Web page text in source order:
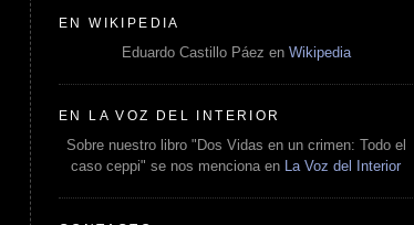
EN WIKIPEDIA
Eduardo Castillo Páez en Wikipedia
EN LA VOZ DEL INTERIOR
Sobre nuestro libro "Dos Vidas en un crimen: Todo el
caso ceppi" se nos menciona en
La Voz del Interior